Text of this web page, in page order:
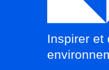
Inspirer et